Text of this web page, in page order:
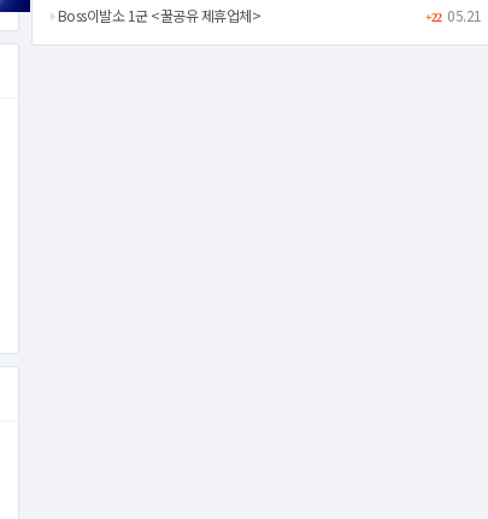
+22 05.21
Boss이발소 1군 <꿀공유 제휴업체>